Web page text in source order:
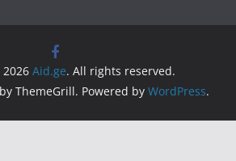
Aid.ge. All rights reserved.
by ThemeGrill. Powered by WordPress.